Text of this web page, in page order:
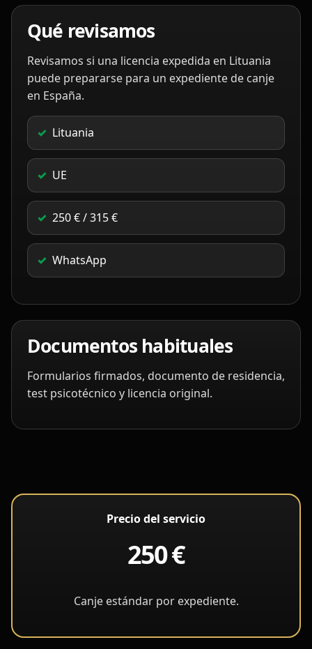
Qué revisamos
Revisamos si una licencia expedida en Lituania
puede prepararse para un expediente de canje
en España.
Lituania
UE
250 € / 315 €
WhatsApp
Documentos habituales
Formularios firmados, documento de residencia,
test psicotécnico y licencia original.
Precio del servicio
250 €
Canje estándar por expediente.